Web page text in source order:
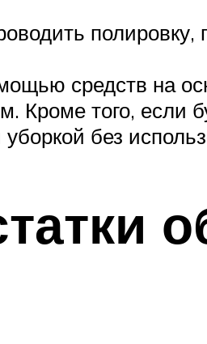
полировку,
средств на
Кроме того, если
без